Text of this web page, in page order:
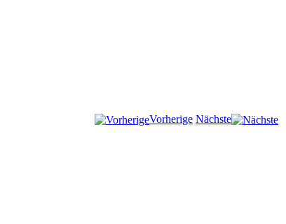
Vorherige Nächste